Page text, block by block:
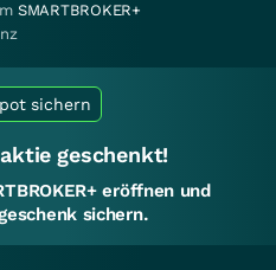
SMARTBROKER+
sichern
geschenkt!
eröffnen und
sichern.